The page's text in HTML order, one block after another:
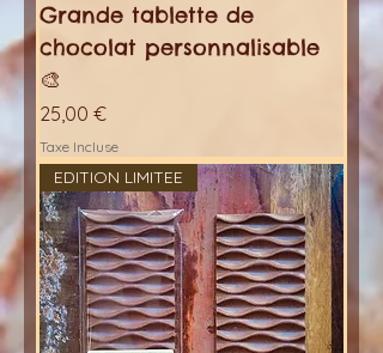
Grande tablette de
chocolat personnalisable
🎨
Prix
25,00 €
Taxe Incluse
EDITION LIMITEE